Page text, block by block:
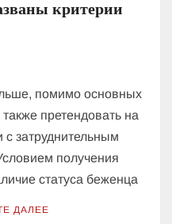
критерии
помимо основных
претендовать на
затруднительным
получения
статуса беженца
ДАЛЕЕ